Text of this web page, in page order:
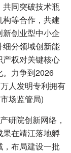
同突破技术瓶
等合作，共建
创业型中小企
分领域创新能
权对关键核心
。力争到2026
人发明专利拥有
场监管局)
研院创新网络，
在靖江落地孵
布局建设一批